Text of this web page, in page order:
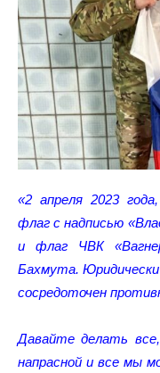
«2 апреля 2023
флаг с надписью
и флаг ЧВК
Бахмута.
сосредоточен
Давайте делать
напрасной и все мы